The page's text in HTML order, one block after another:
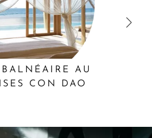
la conduite après une
tolérance, vous devez être à
si l'appel du deux roues se fait
instant une virée en scooter
Hô Chi Minh-Ville avec la
BALNÉAIRE AU
CON DAO